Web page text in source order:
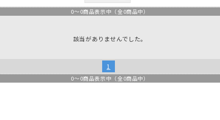
0～0商品表示中（全0商品中）
該当がありませんでした。
1
0～0商品表示中（全0商品中）